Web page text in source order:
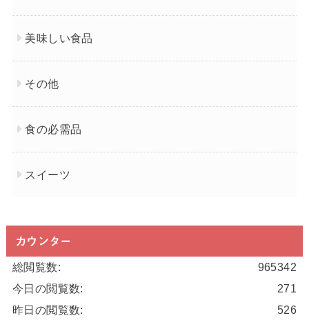
美味しい食品
その他
食の必需品
スイーツ
カウンター
965342
総閲覧数:
271
今日の閲覧数:
526
昨日の閲覧数: